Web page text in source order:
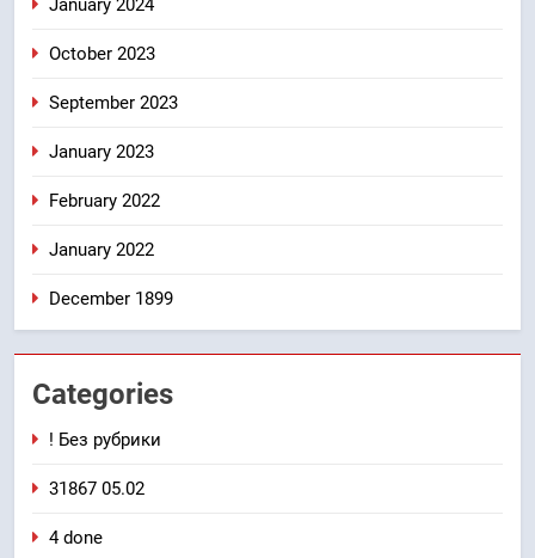
January 2024
October 2023
September 2023
January 2023
February 2022
January 2022
December 1899
Categories
! Без рубрики
31867 05.02
4 done